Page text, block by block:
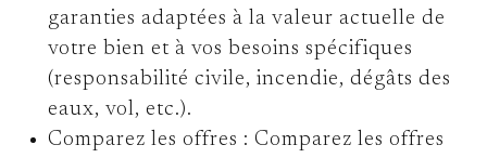
garanties adaptées à la valeur actuelle de
votre bien et à vos besoins spécifiques
(responsabilité civile, incendie, dégâts des
eaux, vol, etc.).
Comparez les offres : Comparez les offres